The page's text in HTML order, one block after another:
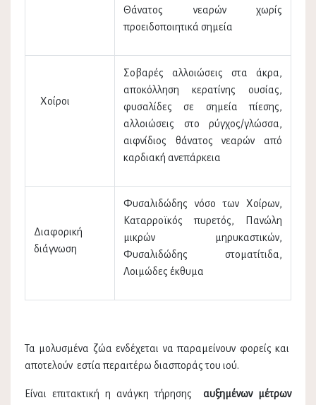
Θάνατος νεαρών χωρίς
προειδοποιητικά σημεία
Χοίροι
Σοβαρές αλλοιώσεις στα άκρα,
αποκόλληση κερατίνης ουσίας,
φυσαλίδες σε σημεία πίεσης,
αλλοιώσεις στο ρύγχος/γλώσσα,
αιφνίδιος θάνατος νεαρών από
καρδιακή ανεπάρκεια
Διαφορική
διάγνωση
Φυσαλιδώδης νόσο των Χοίρων,
Καταρροϊκός πυρετός, Πανώλη
μικρών μηρυκαστικών,
Φυσαλιδώδης στοματίτιδα,
Λοιμώδες έκθυμα
Τα μολυσμένα ζώα ενδέχεται να παραμείνουν φορείς και
αποτελούν εστία περαιτέρω διασποράς του ιού.
Είναι επιτακτική η ανάγκη τήρησης αυξημένων μέτρων